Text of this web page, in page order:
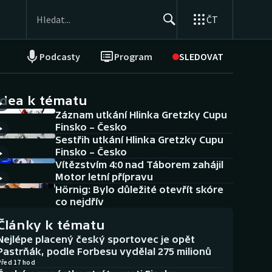
ČT
Podcasty Program SLEDOVAT
NEPŘEHLÉDNĚTE
Historické návraty
Aplikace ČT sport
AZ kvíz
k tématu
Záznam utkání Hlinka Gretzky Cupu
Finsko – Česko
Sestřih utkání Hlinka Gretzky Cupu
Finsko – Česko
Vítězstvím 4:0 nad Táborem zahájil
Motor letní přípravu
Hörnig: Bylo důležité otevřít skóre
co nejdřív
k tématu
placený český sportovec je opět
podle Forbesu vydělal 275 milionů
17 hod